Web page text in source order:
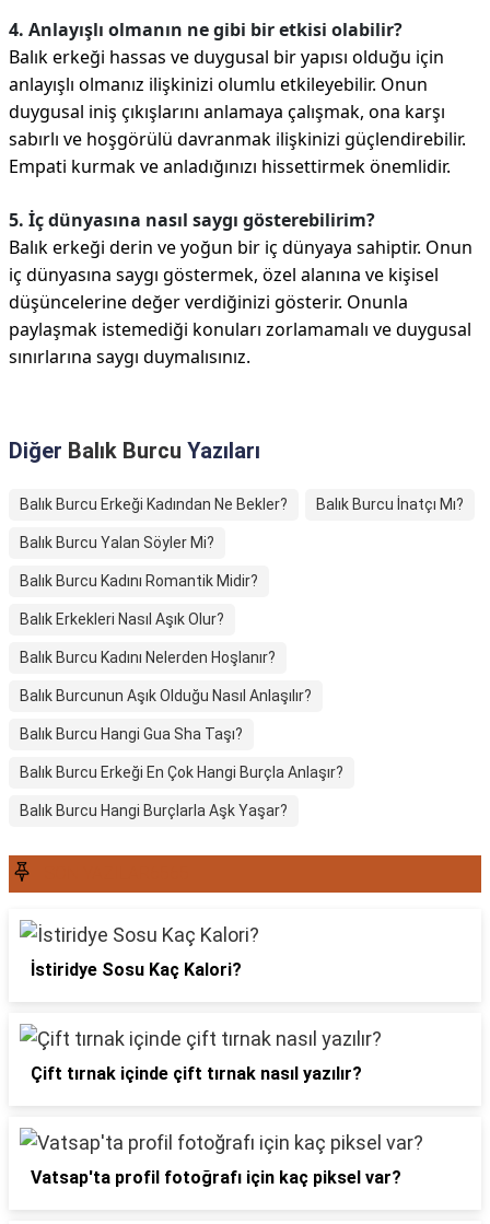
4. Anlayışlı olmanın ne gibi bir etkisi olabilir?
Balık erkeği hassas ve duygusal bir yapısı olduğu için
anlayışlı olmanız ilişkinizi olumlu etkileyebilir. Onun
duygusal iniş çıkışlarını anlamaya çalışmak, ona karşı
sabırlı ve hoşgörülü davranmak ilişkinizi güçlendirebilir.
Empati kurmak ve anladığınızı hissettirmek önemlidir.
5. İç dünyasına nasıl saygı gösterebilirim?
Balık erkeği derin ve yoğun bir iç dünyaya sahiptir. Onun
iç dünyasına saygı göstermek, özel alanına ve kişisel
düşüncelerine değer verdiğinizi gösterir. Onunla
paylaşmak istemediği konuları zorlamamalı ve duygusal
sınırlarına saygı duymalısınız.
Diğer Balık Burcu Yazıları
Balık Burcu Erkeği Kadından Ne Bekler? Balık Burcu İnatçı Mı?
Balık Burcu Yalan Söyler Mi?
Balık Burcu Kadını Romantik Midir?
Balık Erkekleri Nasıl Aşık Olur?
Balık Burcu Kadını Nelerden Hoşlanır?
Balık Burcunun Aşık Olduğu Nasıl Anlaşılır?
Balık Burcu Hangi Gua Sha Taşı?
Balık Burcu Erkeği En Çok Hangi Burçla Anlaşır?
Balık Burcu Hangi Burçlarla Aşk Yaşar?
İstiridye Sosu Kaç Kalori?
Çift tırnak içinde çift tırnak nasıl yazılır?
Vatsap'ta profil fotoğrafı için kaç piksel var?